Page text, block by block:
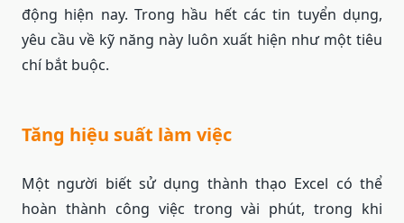
động hiện nay. Trong hầu hết các tin tuyển dụng,
yêu cầu về kỹ năng này luôn xuất hiện như một tiêu
chí bắt buộc.
Tăng hiệu suất làm việc
Một người biết sử dụng thành thạo Excel có thể
hoàn thành công việc trong vài phút, trong khi